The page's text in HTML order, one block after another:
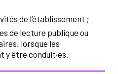
de l’établissement ;
de lecture publique ou
lorsque les
y être conduit·es.